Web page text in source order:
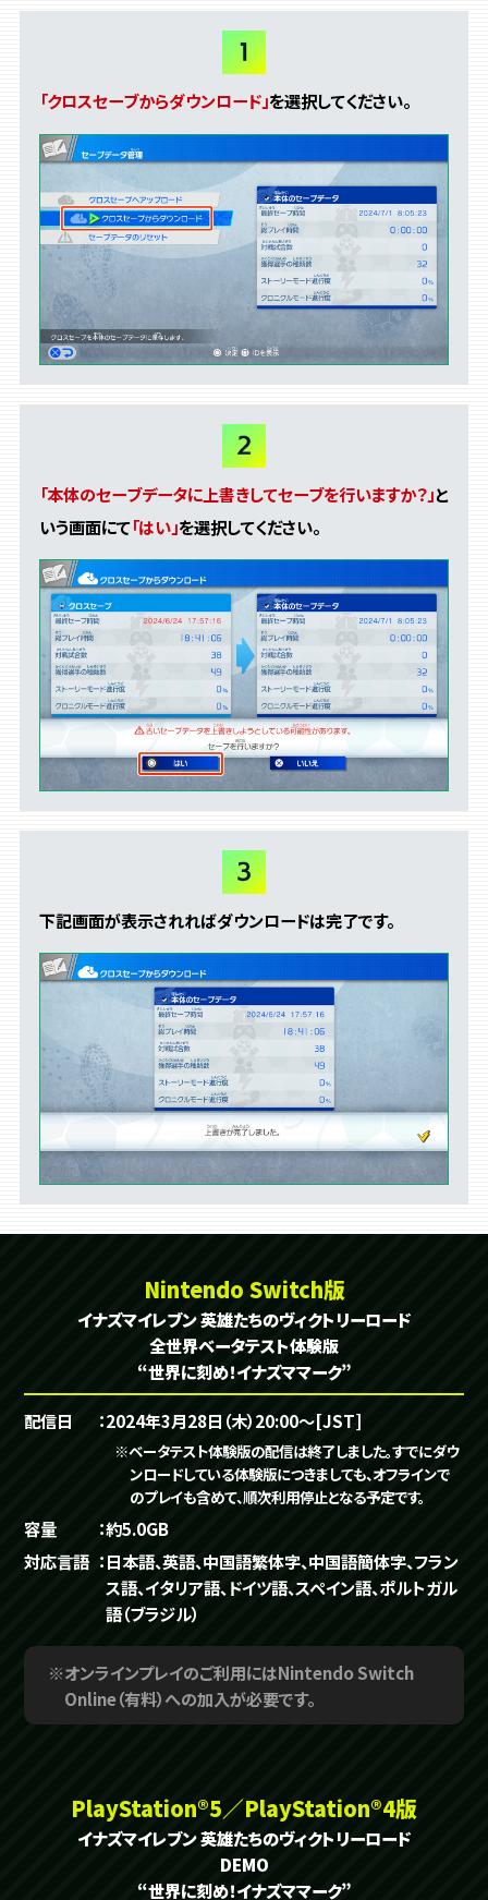
「クロスセーブからダウンロード」を選択してください。
「本体のセーブデータに上書きしてセーブを行いますか？」と
いう画面にて「はい」を選択してください。
下記画面が表示されればダウンロードは完了です。
Nintendo Switch版
イナズマイレブン 英雄たちのヴィクトリーロード
全世界ベータテスト体験版
“世界に刻め！イナズママーク”
配信日 2024年3月28日（木）20:00～[JST]
※ベータテスト体験版の配信は終了しました。すでにダウ
ンロードしている体験版につきましても、オフラインで
のプレイも含めて、順次利用停止となる予定です。
容量
約5.0GB
対応言語
日本語、英語、中国語繁体字、中国語簡体字、フラン
ス語、イタリア語、ドイツ語、スペイン語、ポルトガル
語（ブラジル）
※オンラインプレイのご利用にはNintendo Switch
Online（有料）への加入が必要です。
PlayStation®5／PlayStation®4版
イナズマイレブン 英雄たちのヴィクトリーロード
DEMO
“世界に刻め！イナズママーク”